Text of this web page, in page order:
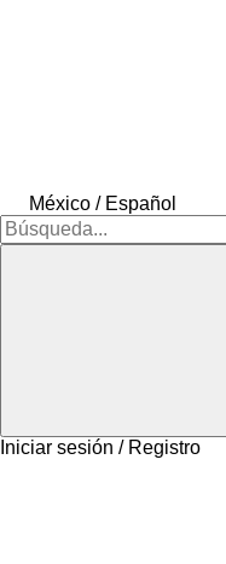
México / Español
Iniciar sesión / Registro